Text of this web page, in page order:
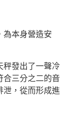
為本身營造安
秤發出了一聲冷
合三分之二的音
泄，從而形成進